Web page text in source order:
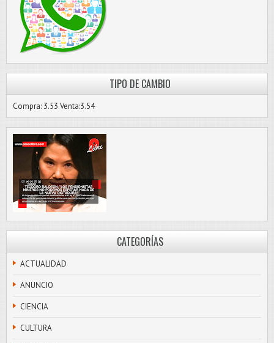
TIPO DE CAMBIO
Compra: 3.53 Venta:3.54
CATEGORÍAS
ACTUALIDAD
ANUNCIO
CIENCIA
CULTURA